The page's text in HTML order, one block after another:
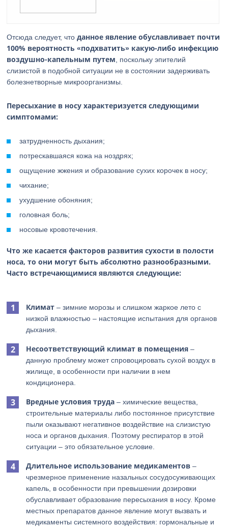
Отсюда следует, чтоданное явление обуславливает почти
100% вероятность «подхватить» какую-либо инфекцию
воздушно-капельным путем , поскольку эпителий
слизистой в подобной ситуации не в состоянии задерживать
болезнетворные микроорганизмы.
Пересыхание в носу характеризуется следующими
симптомами:
затрудненность дыхания;
потрескавшаяся кожа на ноздрях;
ощущение жжения и образование сухих корочек в носу;
чихание;
ухудшение обоняния;
головная боль;
носовые кровотечения.
Что же касается факторов развития сухости в полости
носа, то они могут быть абсолютно разнообразными.
Часто встречающимися являются следующие:
Климат – зимние морозы и слишком жаркое лето с
низкой влажностью – настоящие испытания для органов
дыхания.
Несоответствующий климат в помещения –
данную проблему может спровоцировать сухой воздух в
жилище, в особенности при наличии в нем
кондиционера.
Вредные условия труда – химические вещества,
строительные материалы либо постоянное присутствие
пыли оказывают негативное воздействие на слизистую
носа и органов дыхания. Поэтому респиратор в этой
ситуации – это обязательное условие.
Длительное использование медикаментов –
чрезмерное применение назальных сосудосуживающих
капель, в особенности при превышении дозировки
обуславливает образование пересыхания в носу. Кроме
местных препаратов данное явление могут вызвать и
медикаменты системного воздействия: гормональные и